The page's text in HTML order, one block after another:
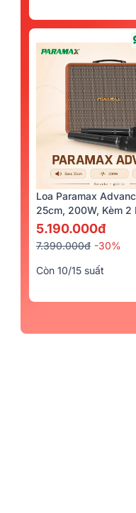
Loa Paramax
25cm, 200W, Kèm 2
5.190.000đ
7.390.000đ -30%
Còn 10/15 suất